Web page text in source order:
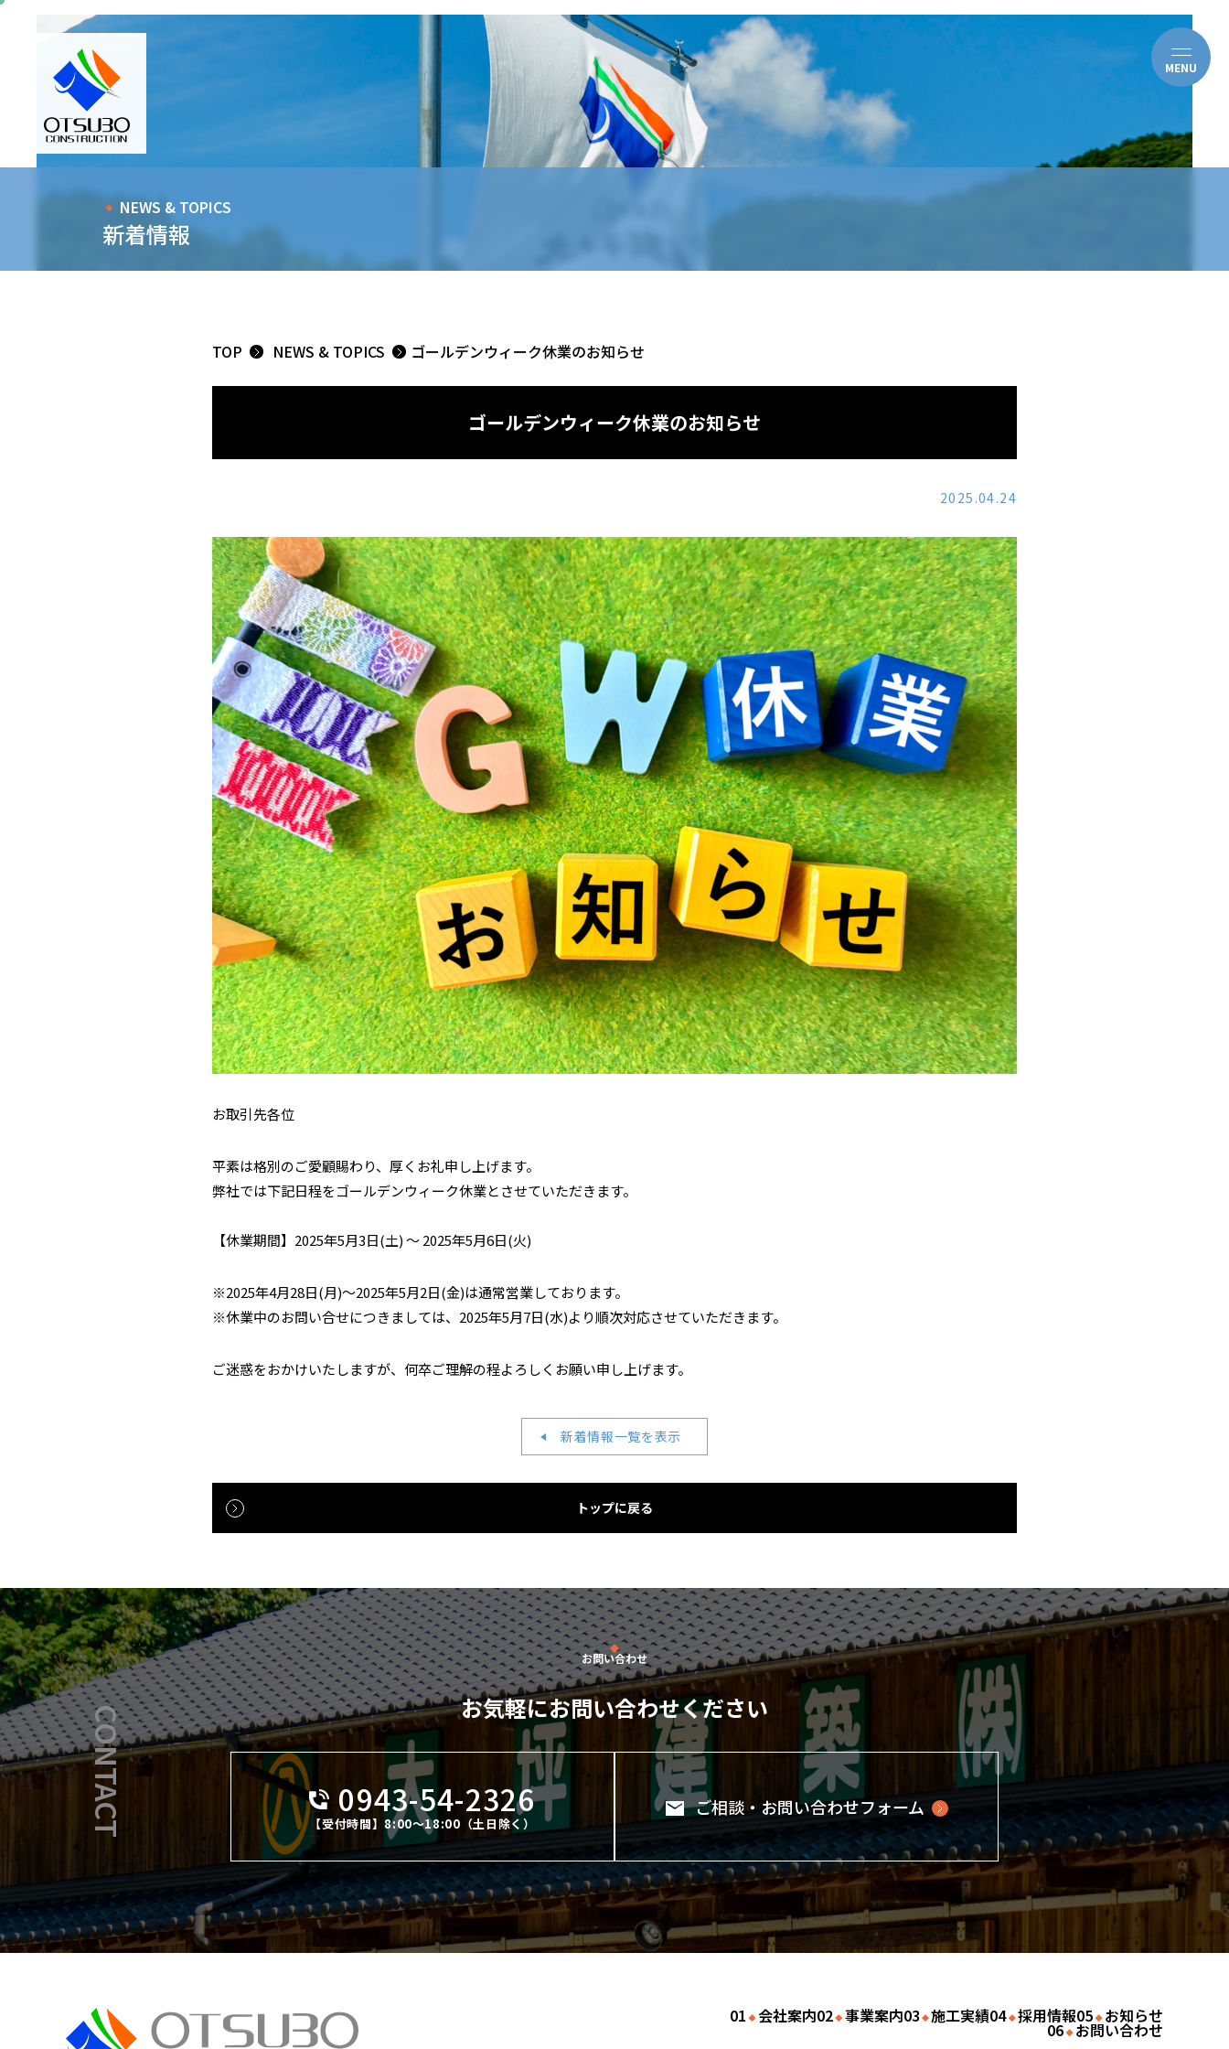
NEWS & TOPICS
新着情報
TOP NEWS & TOPICS ゴールデンウィーク休業のお知らせ
ゴールデンウィーク休業のお知らせ
2025.04.24
お取引先各位
平素は格別のご愛顧賜わり、厚くお礼申し上げます。
弊社では下記日程をゴールデンウィーク休業とさせていただきます。
【休業期間】2025年5月3日(土) ～ 2025年5月6日(火)
※2025年4月28日(月)～2025年5月2日(金)は通常営業しております。
※休業中のお問い合せにつきましては、2025年5月7日(水)より順次対応させていただきます。
ご迷惑をおかけいたしますが、何卒ご理解の程よろしくお願い申し上げます。
新着情報一覧を表示
トップに戻る
お問い合わせ
CONTACT お気軽にお問い合わせください
0943-54-2326
【受付時間】8:00～18:00（土日除く）
ご相談・お問い合わせフォーム
会社案内 事業案内 施工実績 採用情報 お知らせ
お問い合わせ